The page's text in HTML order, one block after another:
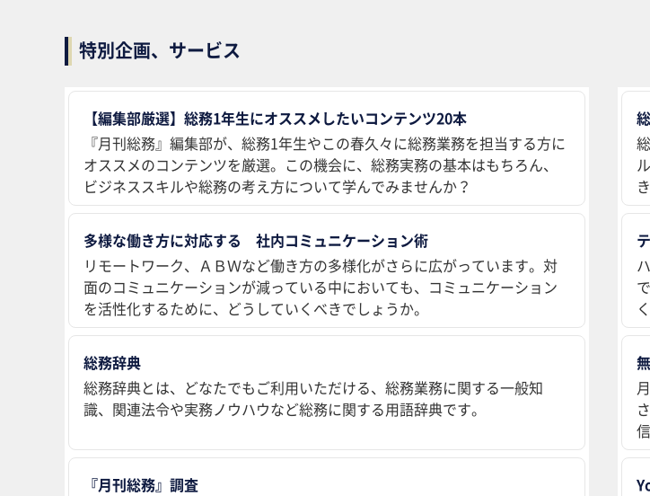
特別企画、サービス
【編集部厳選】総務1年生にオススメしたいコンテンツ20本
『月刊総務』編集部が、総務1年生やこの春久々に総務業務を担当する方に
オススメのコンテンツを厳選。この機会に、総務実務の基本はもちろん、
ビジネススキルや総務の考え方について学んでみませんか？
多様な働き方に対応する 社内コミュニケーション術
リモートワーク、ＡＢＷなど働き方の多様化がさらに広がっています。対
面のコミュニケーションが減っている中においても、コミュニケーション
を活性化するために、どうしていくべきでしょうか。
総務辞典
総務辞典とは、どなたでもご利用いただける、総務業務に関する一般知
識、関連法令や実務ノウハウなど総務に関する用語辞典です。
『月刊総務』調査